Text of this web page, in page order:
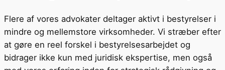
Flere af vores advokater deltager aktivt i bestyrelser i
mindre og mellemstore virksomheder. Vi stræber efter
at gøre en reel forskel i bestyrelsesarbejdet og
bidrager ikke kun med juridisk ekspertise, men også